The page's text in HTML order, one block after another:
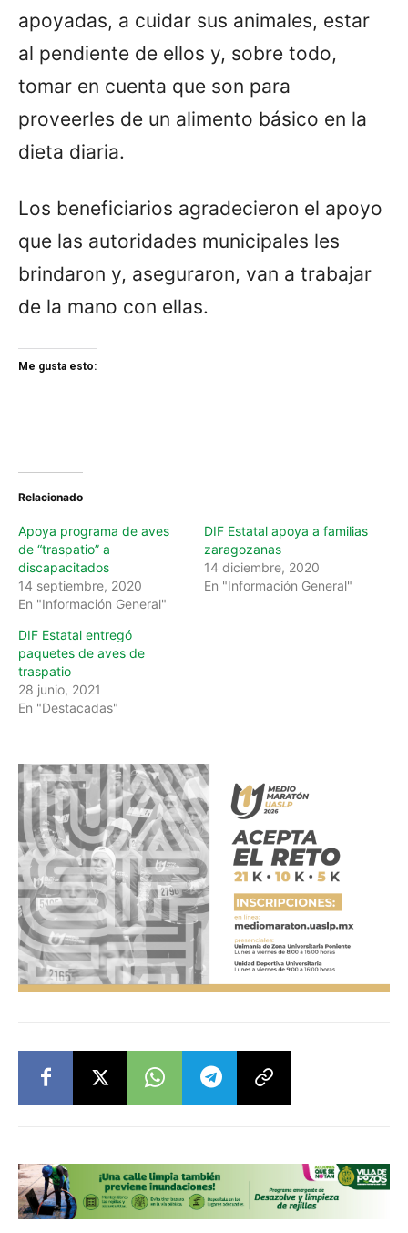
apoyadas, a cuidar sus animales, estar
al pendiente de ellos y, sobre todo,
tomar en cuenta que son para
proveerles de un alimento básico en la
dieta diaria.
Los beneficiarios agradecieron el apoyo
que las autoridades municipales les
brindaron y, aseguraron, van a trabajar
de la mano con ellas.
Me gusta esto:
Relacionado
Apoya programa de aves
de “traspatio” a
discapacitados
14 septiembre, 2020
En "Información General"
DIF Estatal apoya a familias
zaragozanas
14 diciembre, 2020
En "Información General"
DIF Estatal entregó
paquetes de aves de
traspatio
28 junio, 2021
En "Destacadas"